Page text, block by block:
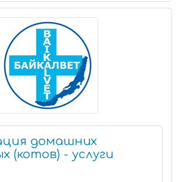
домашних
(котов) - услуги